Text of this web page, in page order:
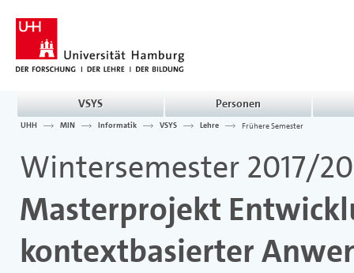
VSYS Personen
UHH MIN Informatik VSYS Lehre Frühere Semester
Wintersemester 2017/
Masterprojekt
kontextbasierter